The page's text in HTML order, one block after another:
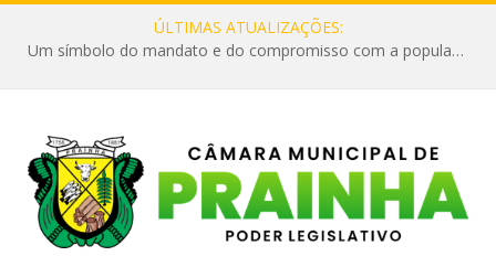
ÚLTIMAS ATUALIZAÇÕES:
Um símbolo do mandato e do compromisso com a população